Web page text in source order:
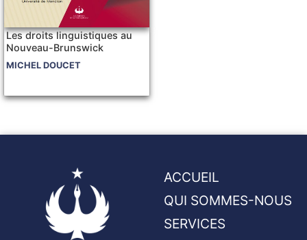
Les droits linguistiques au
Nouveau-Brunswick
MICHEL DOUCET
ACCUEIL
QUI SOMMES-NOUS
SERVICES